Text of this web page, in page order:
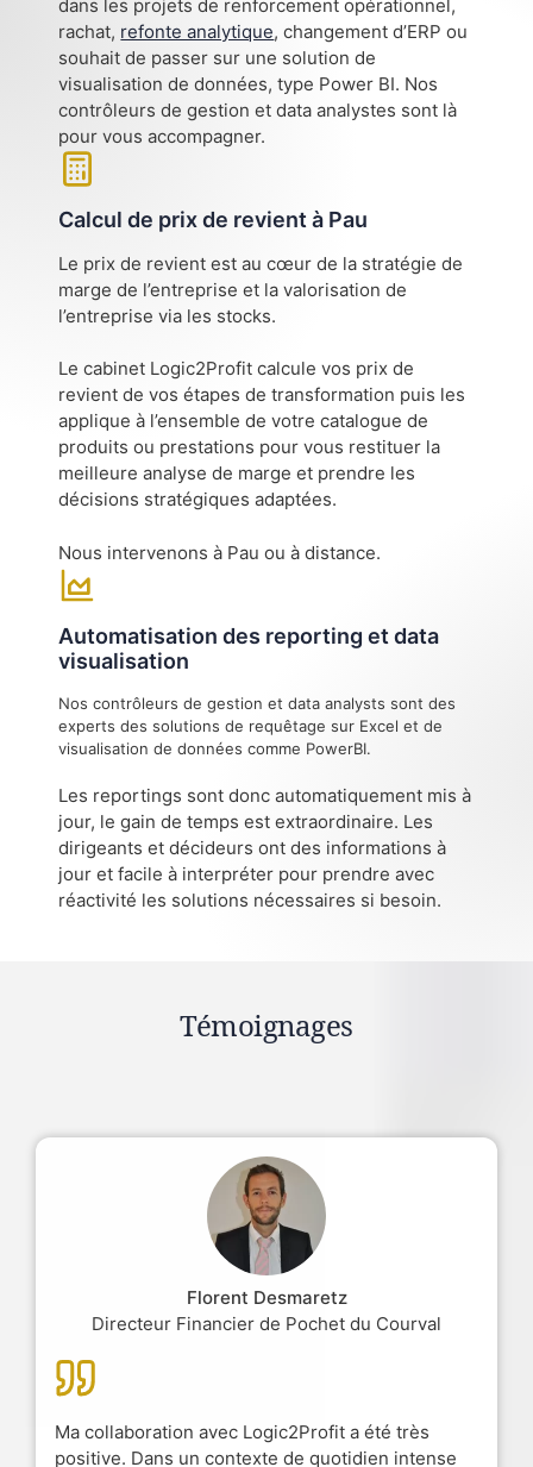
dans les projets de renforcement opérationnel,
rachat, refonte analytique, changement d’ERP ou
souhait de passer sur une solution de
visualisation de données, type Power BI. Nos
contrôleurs de gestion et data analystes sont là
pour vous accompagner.
Calcul de prix de revient à Pau
Le prix de revient est au cœur de la stratégie de
marge de l’entreprise et la valorisation de
l’entreprise via les stocks.
Le cabinet Logic2Profit calcule vos prix de
revient de vos étapes de transformation puis les
applique à l’ensemble de votre catalogue de
produits ou prestations pour vous restituer la
meilleure analyse de marge et prendre les
décisions stratégiques adaptées.
Nous intervenons à Pau ou à distance.
Automatisation des reporting et data
visualisation
Nos contrôleurs de gestion et data analysts sont des
experts des solutions de requêtage sur Excel et de
visualisation de données comme PowerBI.
Les reportings sont donc automatiquement mis à
jour, le gain de temps est extraordinaire. Les
dirigeants et décideurs ont des informations à
jour et facile à interpréter pour prendre avec
réactivité les solutions nécessaires si besoin.
Témoignages
Florent Desmaretz
Directeur Financier de Pochet du Courval
Ma collaboration avec Logic2Profit a été très
positive. Dans un contexte de quotidien intense